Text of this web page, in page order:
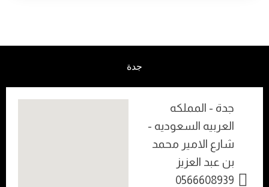
جدة
جدة - المملكه
العربيه السعوديه -
شارع الامير محمد
بن عبد العزيز
0566608939